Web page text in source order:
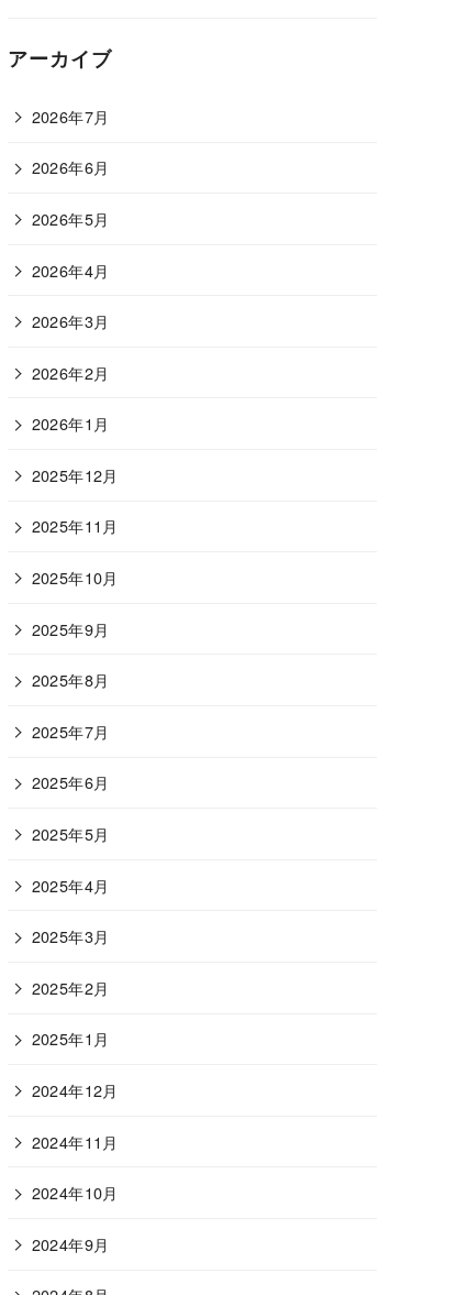
アーカイブ
2026年7月
2026年6月
2026年5月
2026年4月
2026年3月
2026年2月
2026年1月
2025年12月
2025年11月
2025年10月
2025年9月
2025年8月
2025年7月
2025年6月
2025年5月
2025年4月
2025年3月
2025年2月
2025年1月
2024年12月
2024年11月
2024年10月
2024年9月